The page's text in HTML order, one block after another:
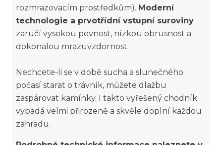
rozmrazovacím prostředkům). Moderní
technologie a prvotřídní vstupní suroviny
zaručí vysokou pevnost, nízkou obrusnost a
dokonalou mrazuvzdornost.
Nechcete-li se v době sucha a slunečného
počasí starat o trávník, můžete dlažbu
zaspárovat kamínky. I takto vyřešený chodník
vypadá velmi přirozeně a skvěle doplní každou
zahradu.